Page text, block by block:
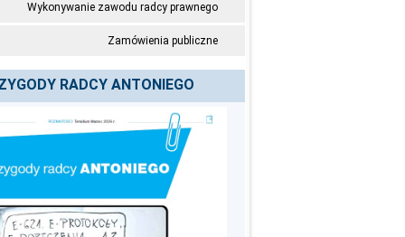
Wykonywanie zawodu radcy prawnego
Zamówienia publiczne
RADCY ANTONIEGO